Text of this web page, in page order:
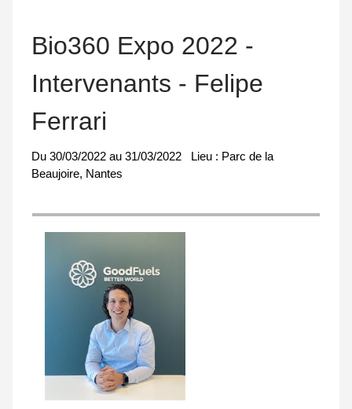
Bio360 Expo 2022 -
Intervenants - Felipe
Ferrari
Du 30/03/2022 au 31/03/2022 Lieu : Parc de la
Beaujoire, Nantes